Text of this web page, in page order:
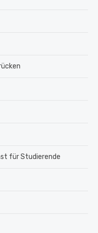
für Studierende